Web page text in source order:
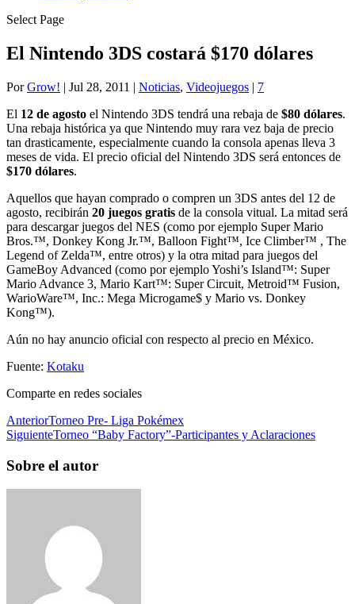
Select Page
El Nintendo 3DS costará $170 dólares
PorGrow! | Jul 28, 2011 | Noticias, Videojuegos | 7
El 12 de agosto el Nintendo 3DS tendrá una rebaja de $80 dólares.
Una rebaja histórica ya que Nintendo muy rara vez baja de precio
tan drasticamente, especialmente cuando la consola apenas lleva 3
meses de vida. El precio oficial del Nintendo 3DS será entonces de
$170 dólares.
Aquellos que hayan comprado o compren un 3DS antes del 12 de
agosto, recibirán 20 juegos gratis de la consola vitual. La mitad será
para descargar juegos del NES (como por ejemplo Super Mario
Bros.™, Donkey Kong Jr.™, Balloon Fight™, Ice Climber™ , The
Legend of Zelda™, entre otros) y la otra mitad para juegos del
GameBoy Advanced (como por ejemplo Yoshi’s Island™: Super
Mario Advance 3, Mario Kart™: Super Circuit, Metroid™ Fusion,
WarioWare™, Inc.: Mega Microgame$ y Mario vs. Donkey
Kong™).
Aún no hay anuncio oficial con respecto al precio en México.
Fuente: Kotaku
Comparte en redes sociales
AnteriorTorneo Pre- Liga Pokémex
SiguienteTorneo “Baby Factory”-Participantes y Aclaraciones
Sobre el autor